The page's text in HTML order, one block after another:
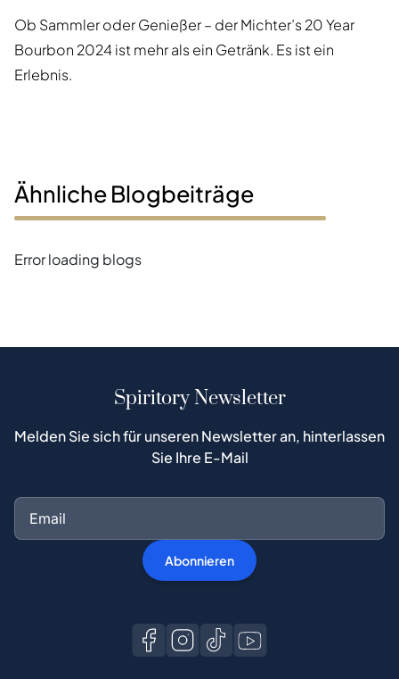
Ob Sammler oder Genießer – der Michter’s 20 Year
Bourbon 2024 ist mehr als ein Getränk. Es ist ein
Erlebnis.
Ähnliche Blogbeiträge
Error loading blogs
Spiritory Newsletter
Melden Sie sich für unseren Newsletter an, hinterlassen
Sie Ihre E-Mail
Abonnieren